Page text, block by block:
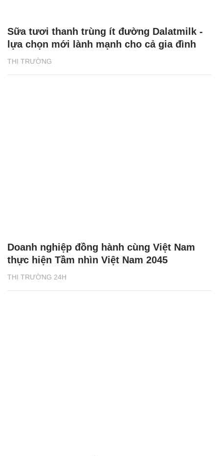
THỊ TRƯỜNG
Sữa tươi thanh trùng ít đường Dalatmilk -
lựa chọn mới lành mạnh cho cả gia đình
THỊ TRƯỜNG 24H
Doanh nghiệp đồng hành cùng Việt Nam
thực hiện Tầm nhìn Việt Nam 2045